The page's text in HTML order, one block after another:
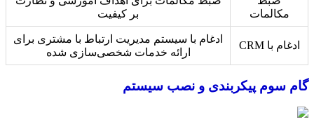
مکالمات
بر کیفیت
ادغام با CRM
ادغام با سیستم مدیریت ارتباط با مشتری برای
ارائه خدمات شخصی‌سازی شده
گام سوم پیکربندی و نصب سیستم